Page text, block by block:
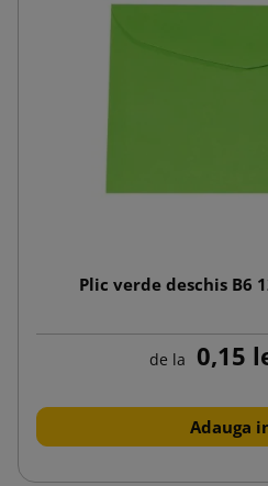
Plic verde deschis B6
de la 0,15
Adauga